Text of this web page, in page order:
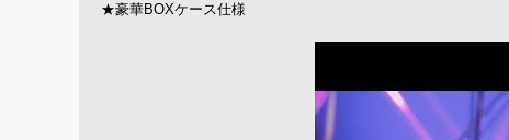
★豪華BOXケース仕様